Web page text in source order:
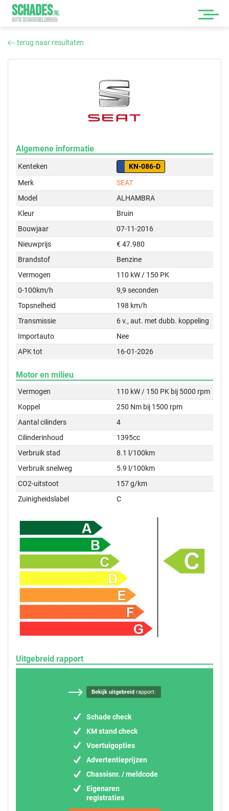
SCHADES.NL
AUTO SCHADEMELDINGEN
terug naar resultaten
Algemene informatie
Kenteken
KN-086-D
Merk
SEAT
Model
ALHAMBRA
Kleur
Bruin
Bouwjaar
07-11-2016
Nieuwprijs
€ 47.980
Brandstof
Benzine
Vermogen
110 kW / 150 PK
0-100km/h
9,9 seconden
Topsnelheid
198 km/h
Transmissie
6 v., aut. met dubb. koppeling
Importauto
Nee
APK tot
16-01-2026
Motor en milieu
Vermogen
110 kW / 150 PK bij 5000 rpm
Koppel
250 Nm bij 1500 rpm
Aantal cilinders
4
Cilinderinhoud
1395cc
Verbruik stad
8.1 l/100km
Verbruik snelweg
5.9 l/100km
CO2-uitstoot
157 g/km
Zuinigheidslabel
C
Uitgebreid rapport
Bekijk uitgebreidrapport:
Schade check
KM stand check
Voertuigopties
Advertentieprijzen
Chassisnr. / meldcode
Eigenaren
registraties